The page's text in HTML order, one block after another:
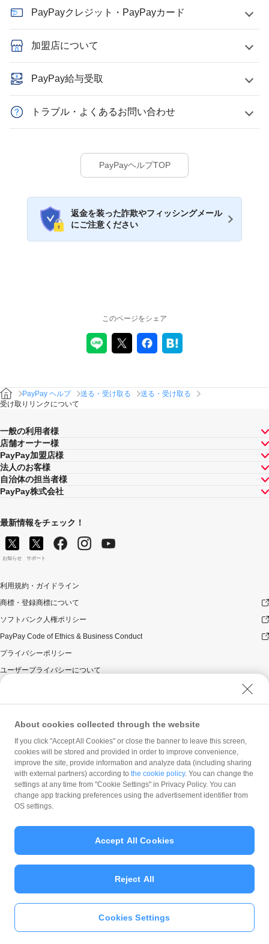
PayPayクレジット・PayPayカード
加盟店について
PayPay給与受取
トラブル・よくあるお問い合わせ
PayPayヘルプTOP
返金を装った詐欺やフィッシングメール
にご注意ください
PayPayアプリをダウンロ
ード＞＞
このページをシェア
PayPay ヘルプ 送る・受け取る
送る・受け取る
受け取りリンクについて
一般の利用者様
店舗オーナー様
PayPay加盟店様
法人のお客様
自治体の担当者様
PayPay株式会社
最新情報をチェック！
お知らせ サポート
利用規約・ガイドライン
商標・登録商標について
ソフトバンク人権ポリシー
PayPay Code of Ethics & Business Conduct
プライバシーポリシー
ユーザープライバシーについて
ウェブサイト利用規約
反社会的勢力に対する方針
勧誘方針
マネロン等基本方針
カスタマーハラスメントに関する当社の考え方
© PayPay Corporation
About cookies collected through the website
If you click "Accept All Cookies" or close the banner to leave this screen,
cookies will be stored and provided in order to improve convenience,
improve the site, provide information and analyze data (including sharing
with external partners) according to the cookie policy. You can change the
settings at any time from "Cookie Settings" in Privacy Policy. You can
change app tracking preferences using the advertisement identifier from
OS settings.
Cookies Settings
Reject All
Accept All Cookies